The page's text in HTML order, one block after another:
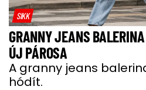
SIKK
GRANNY JEANS
ÚJ PÁROSA
A granny jeans
hódít.